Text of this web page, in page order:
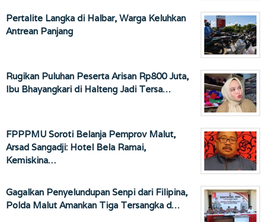
Pertalite Langka di Halbar, Warga Keluhkan
Antrean Panjang
Rugikan Puluhan Peserta Arisan Rp800 Juta,
Ibu Bhayangkari di Halteng Jadi Tersa…
FPPPMU Soroti Belanja Pemprov Malut,
Arsad Sangadji: Hotel Bela Ramai,
Kemiskina…
Gagalkan Penyelundupan Senpi dari Filipina,
Polda Malut Amankan Tiga Tersangka d…